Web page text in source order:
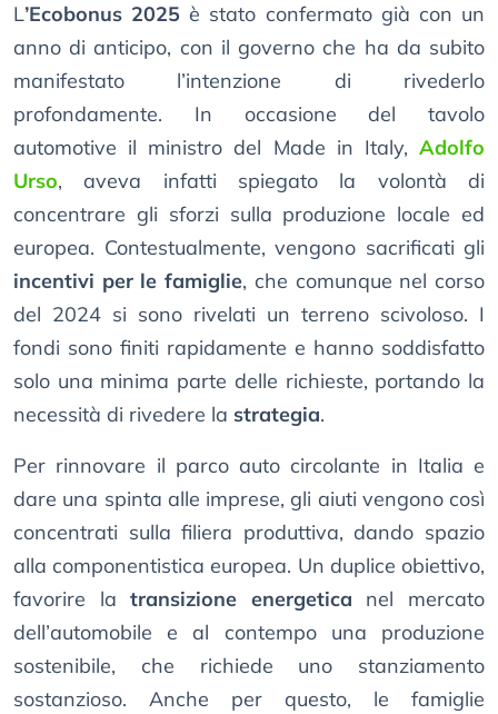
L’Ecobonus 2025 è stato confermato già con un
anno di anticipo, con il governo che ha da subito
manifestato l’intenzione di rivederlo
profondamente. In occasione del tavolo
automotive il ministro del Made in Italy, Adolfo
Urso, aveva infatti spiegato la volontà di
concentrare gli sforzi sulla produzione locale ed
europea. Contestualmente, vengono sacrificati gli
incentivi per le famiglie, che comunque nel corso
del 2024 si sono rivelati un terreno scivoloso. I
fondi sono finiti rapidamente e hanno soddisfatto
solo una minima parte delle richieste, portando la
necessità di rivedere la strategia.
Per rinnovare il parco auto circolante in Italia e
dare una spinta alle imprese, gli aiuti vengono così
concentrati sulla filiera produttiva, dando spazio
alla componentistica europea. Un duplice obiettivo,
favorire latransizione energetica nel mercato
dell’automobile e al contempo una produzione
sostenibile, che richiede uno stanziamento
sostanzioso. Anche per questo, le famiglie